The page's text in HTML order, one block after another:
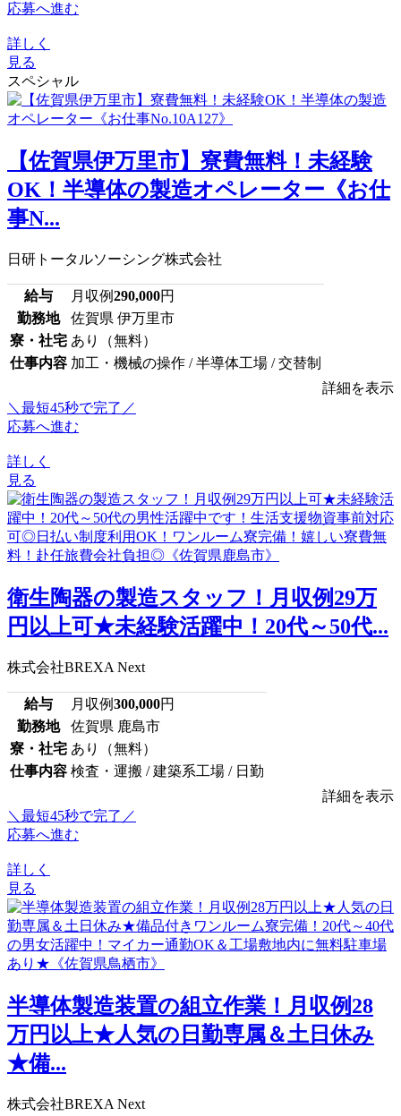
応募へ進む
詳しく
見る
スペシャル
【佐賀県伊万里市】寮費無料！未経験
OK！半導体の製造オペレーター《お仕
事N...
日研トータルソーシング株式会社
給与 月収例290,000円
勤務地
佐賀県 伊万里市
寮・社宅 あり（無料）
仕事内容 加工・機械の操作 / 半導体工場 / 交替制
詳細を表示
＼最短45秒で完了／
応募へ進む
詳しく
見る
衛生陶器の製造スタッフ！月収例29万
円以上可★未経験活躍中！20代～50代...
株式会社BREXA Next
給与 月収例300,000円
勤務地
佐賀県 鹿島市
寮・社宅 あり（無料）
仕事内容 検査・運搬 / 建築系工場 / 日勤
詳細を表示
＼最短45秒で完了／
応募へ進む
詳しく
見る
半導体製造装置の組立作業！月収例28
万円以上★人気の日勤専属＆土日休み
★備...
株式会社BREXA Next